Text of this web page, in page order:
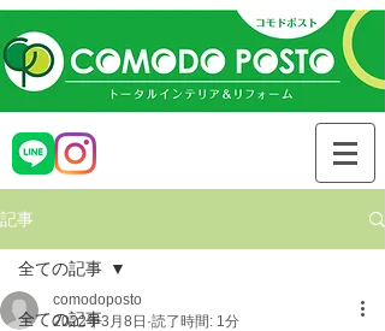
記事
全ての記事
全ての記事
comodoposto
2022年3月8日 読了時間: 1分